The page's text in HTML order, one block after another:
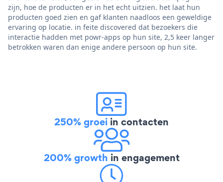
zijn, hoe de producten er in het echt uitzien. het laat hun
producten goed zien en gaf klanten naadloos een geweldige
ervaring op locatie. in feite discovered dat bezoekers die
interactie hadden met powr-apps op hun site, 2,5 keer langer
betrokken waren dan enige andere persoon op hun site.
250% groei in contacten
200% growth in engagement